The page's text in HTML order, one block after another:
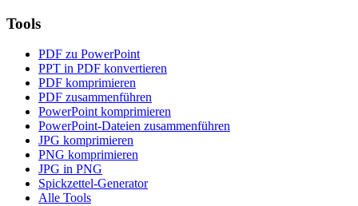
Tools
PDF zu PowerPoint
PPT in PDF konvertieren
PDF komprimieren
PDF zusammenführen
PowerPoint komprimieren
PowerPoint-Dateien zusammenführen
JPG komprimieren
PNG komprimieren
JPG in PNG
Spickzettel-Generator
Alle Tools